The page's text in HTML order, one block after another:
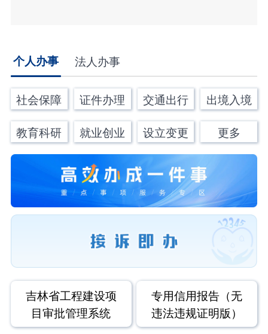
个人办事 法人办事
社会保障 证件办理 交通出行 出境入境
教育科研 就业创业 设立变更 更多
吉林省工程建设项
目审批管理系统
专用信用报告（无
违法违规证明版）